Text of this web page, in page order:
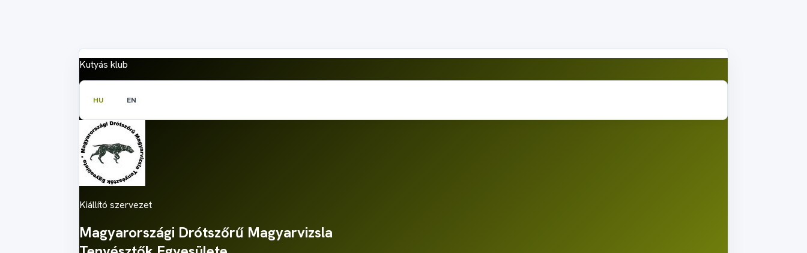
Kutyás klub
HU EN
Kiállító szervezet
Magyarországi Drótszőrű Magyarvizsla